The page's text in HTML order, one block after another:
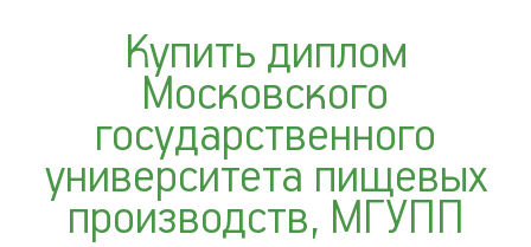
Купить диплом
Московского
государственного
университета пищевых
производств, МГУПП